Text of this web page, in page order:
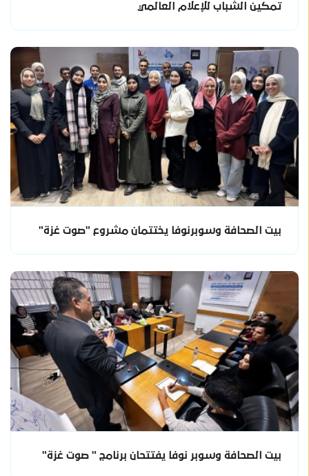
تمكين الشباب للإعلام العالمي
بيت الصحافة وسوبرنوفا يختتمان مشروع "صوت غزة"
بيت الصحافة وسوبر نوفا يفتتحان برنامج " صوت غزة"